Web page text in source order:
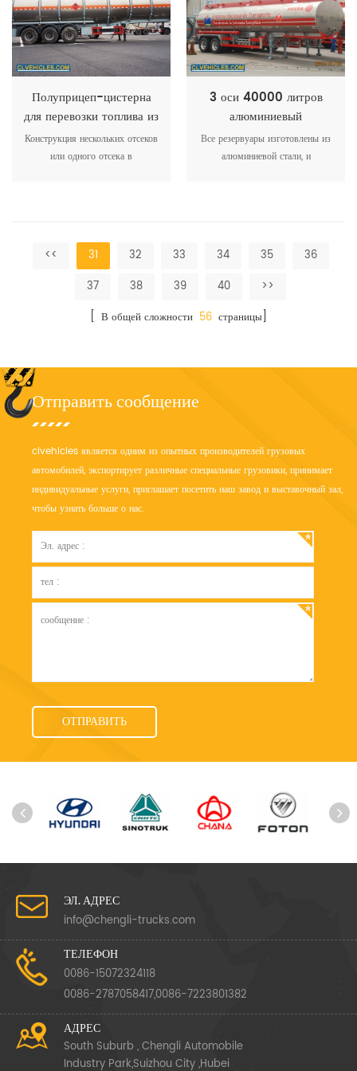
дизайн, большую
грузоподъемность, безопасную и
прочную загрузку груза.
том, что автомобиль более
экономичен и экономичен для
работы при той же нагрузке.
Полуприцеп-цистерна
для перевозки топлива из
алюминиевого сплава
40000-50000л
Конструкция нескольких отсеков
или одного отсека в
уменьшает потери материала и
повышает безопасность всего
резервуара.
3 оси 40000 литров
алюминиевый
топливозаправщик
полуприцеп
Все резервуары изготовлены из
алюминиевой стали, и
полиуретана, убедитесь, что 24
часа больше или равно 2 ℃
<< 31 32 33 34 35
36
37
38 39 40
>>
[ В общей сложности 56 страницы]
Отправить сообщение
clvehicles является одним из опытных производителей грузовых
автомобилей, экспортирует различные специальные грузовики, принимает
индивидуальные услуги, приглашает посетить наш завод и выставочный зал,
чтобы узнать больше о нас.
ЭЛ. АДРЕС
info@chengli-trucks.com
ТЕЛЕФОН
0086-15072324118
0086-2787058417,0086-7223801382
АДРЕС
South Suburb , Chengli Automobile
Industry Park,Suizhou City ,Hubei